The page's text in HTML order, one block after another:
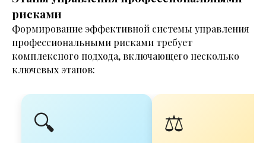
рисками
Формирование эффективной системы управления
профессиональными рисками требует
комплексного подхода, включающего несколько
ключевых этапов:
🔍 ⚖️